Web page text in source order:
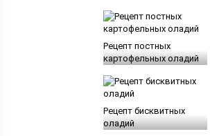
Рецепт постных
картофельных оладий
Рецепт бисквитных
оладий